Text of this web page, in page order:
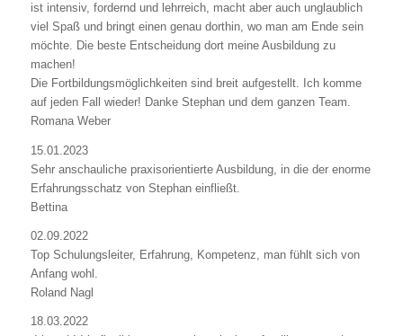
ist intensiv, fordernd und lehrreich, macht aber auch unglaublich
viel Spaß und bringt einen genau dorthin, wo man am Ende sein
möchte. Die beste Entscheidung dort meine Ausbildung zu
machen!
Die Fortbildungsmöglichkeiten sind breit aufgestellt. Ich komme
auf jeden Fall wieder! Danke Stephan und dem ganzen Team.
Romana Weber
15.01.2023
Sehr anschauliche praxisorientierte Ausbildung, in die der enorme
Erfahrungsschatz von Stephan einfließt.
Bettina
02.09.2022
Top Schulungsleiter, Erfahrung, Kompetenz, man fühlt sich von
Anfang wohl.
Roland Nagl
18.03.2022